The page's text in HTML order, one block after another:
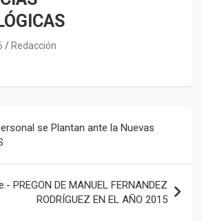
Redacción
se Plantan ante la Nuevas
PREGON DE MANUEL FERNANDEZ
RODRÍGUEZ EN EL AÑO 2015